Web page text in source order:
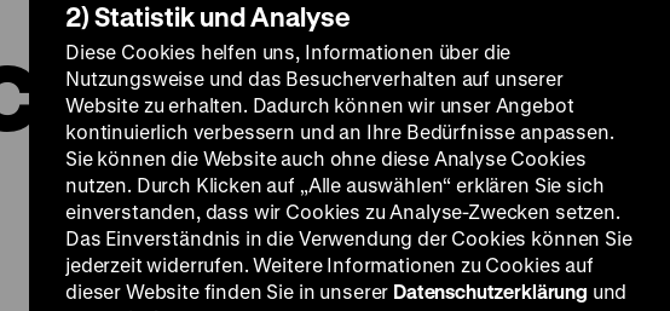
2) Statistik und Analyse
Diese Cookies helfen uns, Informationen über die
Nutzungsweise und das Besucherverhalten auf unserer
Website zu erhalten. Dadurch können wir unser Angebot
kontinuierlich verbessern und an Ihre Bedürfnisse anpassen.
Sie können die Website auch ohne diese Analyse Cookies
nutzen. Durch Klicken auf „Alle auswählen“ erklären Sie sich
einverstanden, dass wir Cookies zu Analyse-Zwecken setzen.
Das Einverständnis in die Verwendung der Cookies können Sie
jederzeit widerrufen. Weitere Informationen zu Cookies auf
dieser Website finden Sie in unserer Datenschutzerklärung und